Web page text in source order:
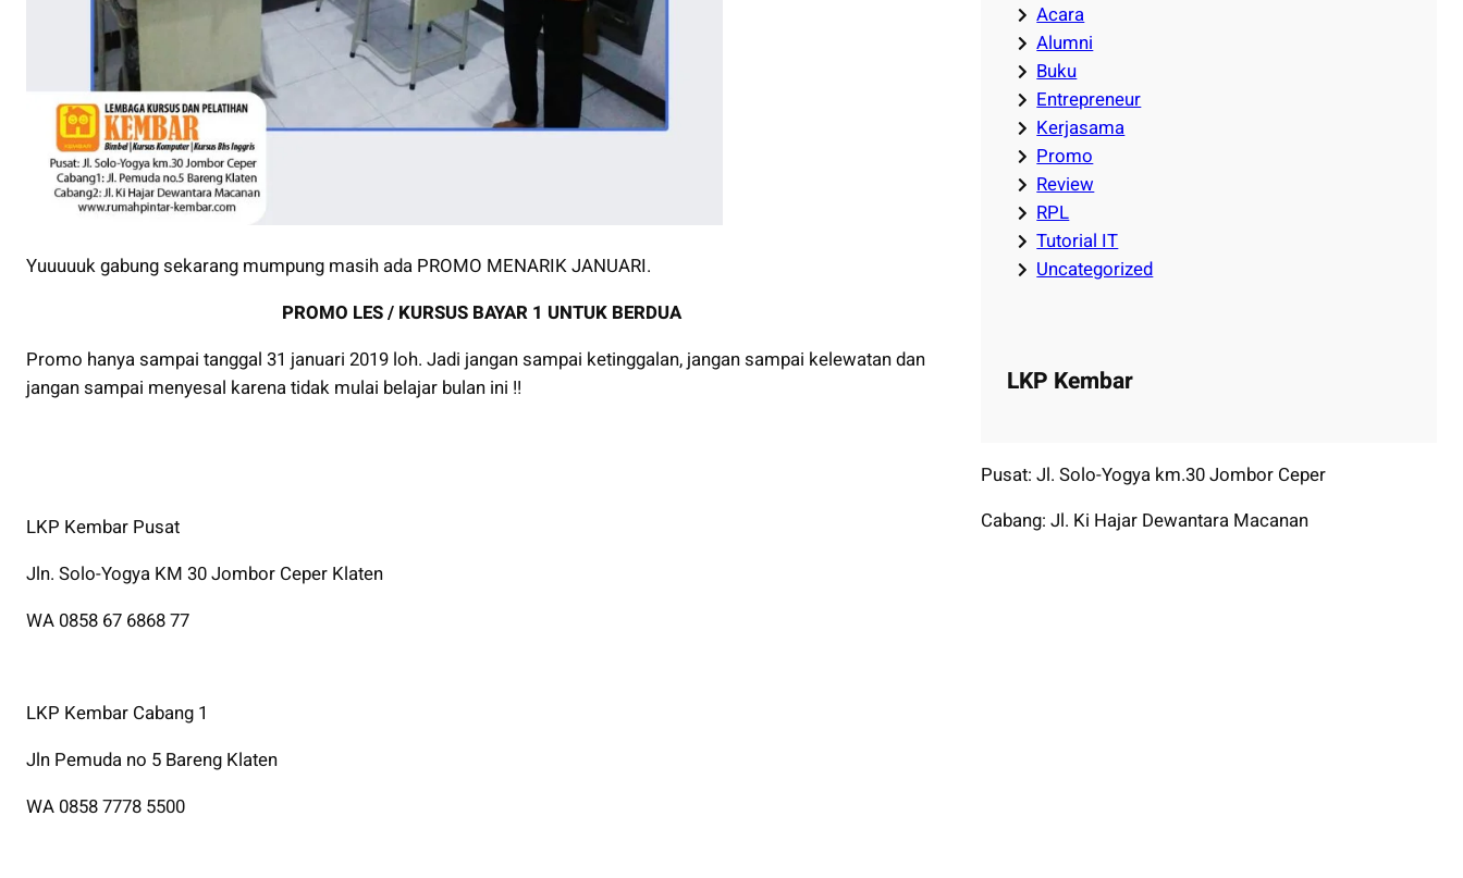
Yuuuuuk gabung sekarang mumpung masih ada PROMO MENARIK JANUARI.
PROMO LES / KURSUS BAYAR 1 UNTUK BERDUA
Promo hanya sampai tanggal 31 januari 2019 loh. Jadi jangan sampai ketinggalan, jangan sampai kelewatan dan
jangan sampai menyesal karena tidak mulai belajar bulan ini !!
LKP Kembar Pusat
Jln. Solo-Yogya KM 30 Jombor Ceper Klaten
WA 0858 67 6868 77
LKP Kembar Cabang 1
Jln Pemuda no 5 Bareng Klaten
WA 0858 7778 5500
Acara
Alumni
Buku
Entrepreneur
Kerjasama
Promo
Review
RPL
Tutorial IT
Uncategorized
LKP Kembar
Pusat: Jl. Solo-Yogya km.30 Jombor Ceper
Cabang: Jl. Ki Hajar Dewantara Macanan